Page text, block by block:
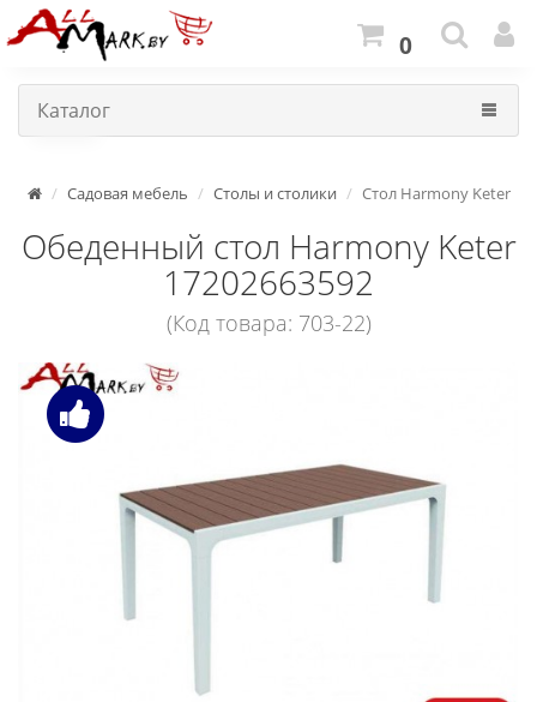
0
Каталог
Садовая мебель Столы и столики Стол Harmony Keter
Обеденный стол Harmony Keter
17202663592
(Код товара: 703-22)